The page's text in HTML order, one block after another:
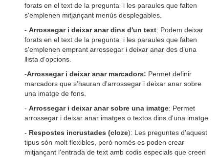
forats en el text de la pregunta i les paraules que falten
s'emplenen mitjançant menús desplegables.
- Arrossegar i deixar anar dins d'un text: Podem deixar
forats en el text de la pregunta i les paraules que falten
s'emplenen emprant arrossegar i deixar anar des d’una
llista d’opcions.
-Arrossegar i deixar anar marcadors: Permet definir
marcadors que s'hauran d'arrossegar i deixar anar sobre
una imatge de fons.
- Arrossegar i deixar anar sobre una imatge: Permet
arrossegar i deixar anar imatges o textos dins d'una imatge
- Respostes incrustades (cloze): Les preguntes d'aquest
tipus són molt flexibles, però només es poden crear
mitjançant l'entrada de text amb codis especials que creen